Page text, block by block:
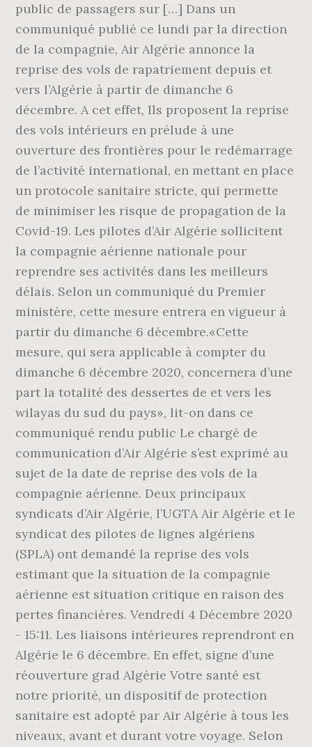
public de passagers sur […] Dans un
communiqué publié ce lundi par la direction
de la compagnie, Air Algérie annonce la
reprise des vols de rapatriement depuis et
vers l’Algérie à partir de dimanche 6
décembre. A cet effet, Ils proposent la reprise
des vols intérieurs en prélude à une
ouverture des frontières pour le redémarrage
de l’activité international, en mettant en place
un protocole sanitaire stricte, qui permette
de minimiser les risque de propagation de la
Covid-19. Les pilotes d’Air Algérie sollicitent
la compagnie aérienne nationale pour
reprendre ses activités dans les meilleurs
délais. Selon un communiqué du Premier
ministère, cette mesure entrera en vigueur à
partir du dimanche 6 décembre.«Cette
mesure, qui sera applicable à compter du
dimanche 6 décembre 2020, concernera d’une
part la totalité des dessertes de et vers les
wilayas du sud du pays», lit-on dans ce
communiqué rendu public Le chargé de
communication d’Air Algérie s’est exprimé au
sujet de la date de reprise des vols de la
compagnie aérienne. Deux principaux
syndicats d’Air Algérie, l’UGTA Air Algérie et le
syndicat des pilotes de lignes algériens
(SPLA) ont demandé la reprise des vols
estimant que la situation de la compagnie
aérienne est situation critique en raison des
pertes financières. Vendredi 4 Décembre 2020
- 15:11. Les liaisons intérieures reprendront en
Algérie le 6 décembre. En effet, signe d’une
réouverture grad Algérie Votre santé est
notre priorité, un dispositif de protection
sanitaire est adopté par Air Algérie à tous les
niveaux, avant et durant votre voyage. Selon